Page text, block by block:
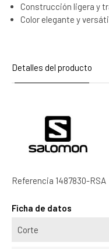
Construcción ligera y
Color elegante y
Detalles del producto
Referencia 1487830-RSA
Ficha de datos
Corte